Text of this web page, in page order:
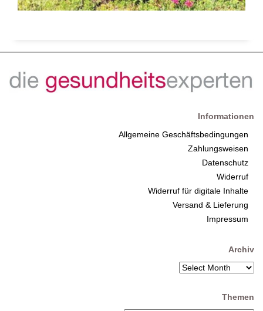
Informationen
Allgemeine Geschäftsbedingungen
Zahlungsweisen
Datenschutz
Widerruf
Widerruf für digitale Inhalte
Versand & Lieferung
Impressum
Archiv
Themen